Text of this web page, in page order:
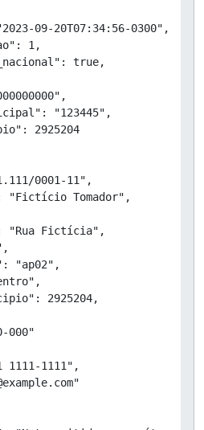
09-20T07:34:56-0300",
1,
true,
"123445",
2925204
0001-11",
"Fictício Tomador",
"Rua Fictícia",
"ap02",
2925204,
000"
1111-1111",